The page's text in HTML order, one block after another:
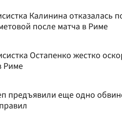
Калинина отказалась
после матча в Риме
Остапенко жестко
Риме
предъявили еще одно